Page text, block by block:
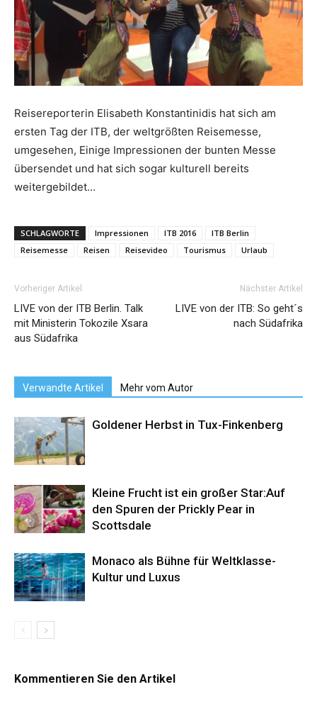
Reiseempfehlungen.
Reisereporterin Elisabeth Konstantinidis hat sich am
ersten Tag der ITB, der weltgrößten Reisemesse,
umgesehen, Einige Impressionen der bunten Messe
übersendet und hat sich sogar kulturell bereits
weitergebildet…
SCHLAGWORTE Impressionen ITB 2016
ITB Berlin
Reisemesse
Reisen Reisevideo Tourismus Urlaub
Vorheriger Artikel
LIVE von der ITB Berlin. Talk
mit Ministerin Tokozile Xsara
aus Südafrika
Nächster Artikel
LIVE von der ITB: So geht´s
nach Südafrika
Verwandte Artikel Mehr vom Autor
Goldener Herbst in Tux-Finkenberg
Kleine Frucht ist ein großer Star:Auf
den Spuren der Prickly Pear in
Scottsdale
Monaco als Bühne für Weltklasse-
Kultur und Luxus
Kommentieren Sie den Artikel